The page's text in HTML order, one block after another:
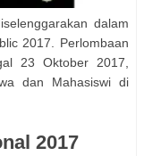
dalam
2017. Perlombaan
23 Oktober 2017,
dan Mahasiswi di
2017